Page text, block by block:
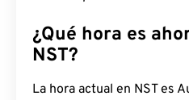
¿Qué hora es
NST?
La hora actual en NST es